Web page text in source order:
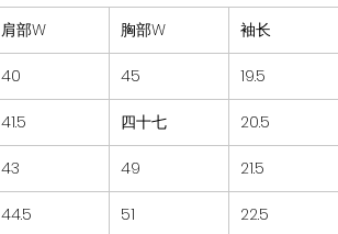
肩部W 胸部W 袖长
40 45 19.5
41.5 四十七 20.5
43 49 21.5
44.5 51 22.5